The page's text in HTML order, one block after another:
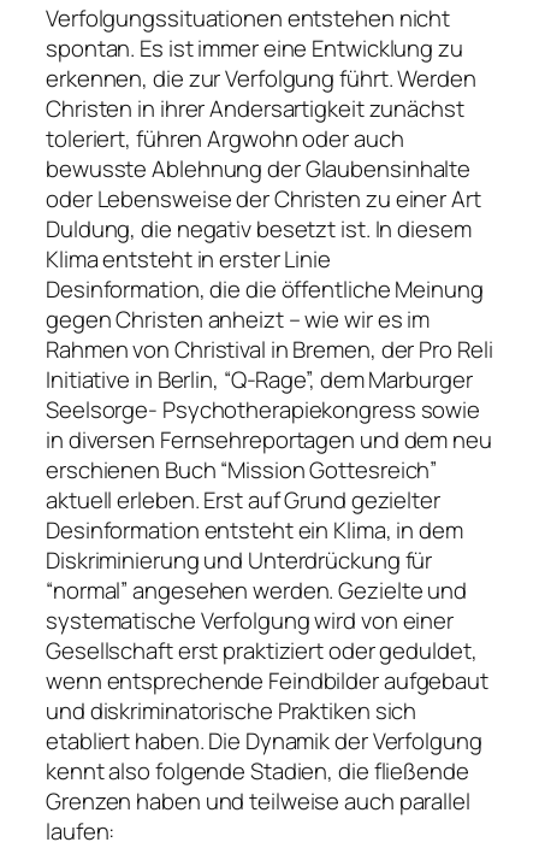
Verfolgungssituationen entstehen nicht
spontan. Es ist immer eine Entwicklung zu
erkennen, die zur Verfolgung führt. Werden
Christen in ihrer Andersartigkeit zunächst
toleriert, führen Argwohn oder auch
bewusste Ablehnung der Glaubensinhalte
oder Lebensweise der Christen zu einer Art
Duldung, die negativ besetzt ist. In diesem
Klima entsteht in erster Linie
Desinformation, die die öffentliche Meinung
gegen Christen anheizt – wie wir es im
Rahmen von Christival in Bremen, der Pro Reli
Initiative in Berlin, “Q-Rage”, dem Marburger
Seelsorge- Psychotherapiekongress sowie
in diversen Fernsehreportagen und dem neu
erschienen Buch “Mission Gottesreich”
aktuell erleben. Erst auf Grund gezielter
Desinformation entsteht ein Klima, in dem
Diskriminierung und Unterdrückung für
“normal” angesehen werden. Gezielte und
systematische Verfolgung wird von einer
Gesellschaft erst praktiziert oder geduldet,
wenn entsprechende Feindbilder aufgebaut
und diskriminatorische Praktiken sich
etabliert haben. Die Dynamik der Verfolgung
kennt also folgende Stadien, die fließende
Grenzen haben und teilweise auch parallel
laufen: